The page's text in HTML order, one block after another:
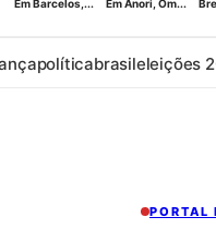
Em Barcelos,... Em Anori, Om...
políticabrasileleições
PORTAL